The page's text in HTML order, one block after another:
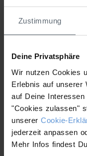
Zustimmung
Deine Privatsphäre
Wir nutzen Cookies
Erlebnis auf unserer
auf Deine
"Cookies zulassen"
unserer Cookie-
jederzeit anpassen
Mehr Infos findest
Attached Files
1 file
Smart
155.08 KB